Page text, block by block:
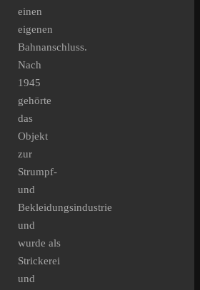
einen
eigenen
Bahnanschluss.
Nach
1945
gehörte
das
Objekt
zur
Strumpf-
und
Bekleidungsindustrie
und
wurde als
Strickerei
und